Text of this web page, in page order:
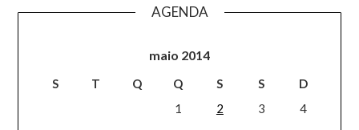
AGENDA
maio 2014
S T Q Q S S
D
1
2 3 4